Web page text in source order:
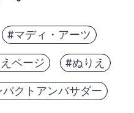
#マディ・アーツ
ページ #ぬりえ
クトアンバサダー